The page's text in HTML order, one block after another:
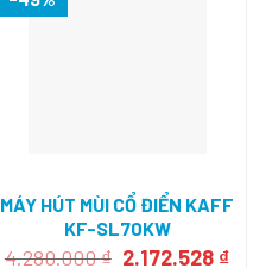
MÁY HÚT MÙI CỔ ĐIỂN KAFF
KF-SL70KW
4.280.000₫ Giá
2.172.528 ₫